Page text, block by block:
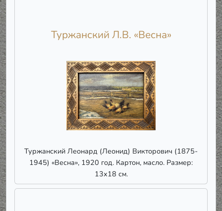
Туржанский Л.В. «Весна»
Туржанский Леонард (Леонид) Викторович (1875-
1945) «Весна», 1920 год. Картон, масло. Размер:
13х18 см.